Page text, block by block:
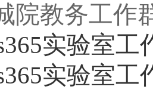
院教务工作
实验室
实验室